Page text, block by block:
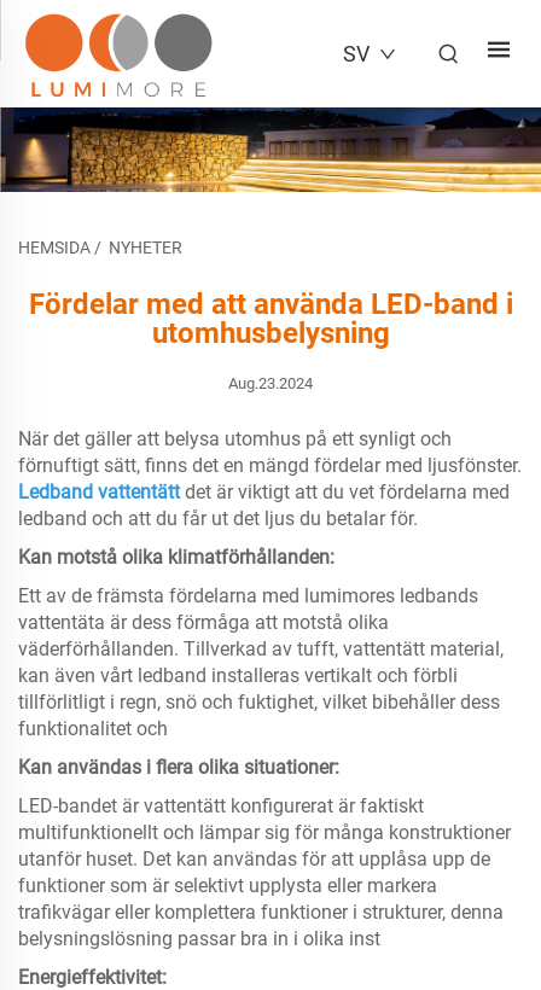
SV
HEMSIDA / NYHETER
Fördelar med att använda LED-band i
utomhusbelysning
Aug.23.2024
När det gäller att belysa utomhus på ett synligt och
förnuftigt sätt, finns det en mängd fördelar med ljusfönster.
Ledband vattentättdet är viktigt att du vet fördelarna med
ledband och att du får ut det ljus du betalar för.
Kan motstå olika klimatförhållanden:
Ett av de främsta fördelarna med lumimores ledbands
vattentäta är dess förmåga att motstå olika
väderförhållanden. Tillverkad av tufft, vattentätt material,
kan även vårt ledband installeras vertikalt och förbli
tillförlitligt i regn, snö och fuktighet, vilket bibehåller dess
funktionalitet och
Kan användas i flera olika situationer:
LED-bandet är vattentätt konfigurerat är faktiskt
multifunktionellt och lämpar sig för många konstruktioner
utanför huset. Det kan användas för att upplåsa upp de
funktioner som är selektivt upplysta eller markera
trafikvägar eller komplettera funktioner i strukturer, denna
belysningslösning passar bra in i olika inst
Energieffektivitet: